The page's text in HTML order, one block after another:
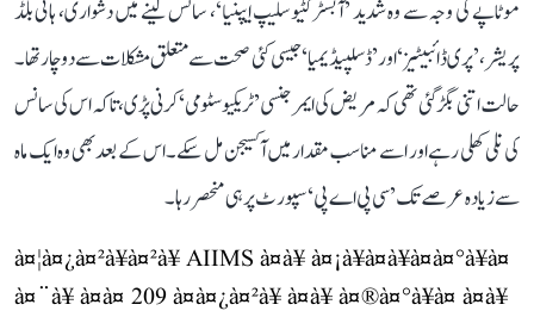
موٹاپے کی وجہ سے وہ شدید ’آبسٹرکٹیو سلیپ ایپنیا‘، سانس لینے میں دشواری، ہائی بلڈ
پریشر، ’پری ڈائبیٹیز‘ اور ’ڈسلپیڈیمیا‘ جیسی کئی صحت سے متعلق مشکلات سے دوچار تھا۔
حالت اتنی بگڑ گئی تھی کہ مریض کی ایمرجنسی ’ٹریکیوسٹومی‘ کرنی پڑی، تاکہ اس کی سانس
کی نلی کھلی رہے اور اسے مناسب مقدار میں آکسیجن مل سکے۔ اس کے بعد بھی وہ ایک ماہ
سے زیادہ عرصے تک ’سی پی اے پی‘ سپورٹ پر ہی منحصر رہا۔
à¤¦à¤¿à¤²à¥à¤²à¥ AIIMS à¤à¥ à¤¡à¥à¤à¥à¤à¤°à¥à¤
à¤¨à¥ à¤à¤ 209 à¤à¤¿à¤²à¥ à¤à¥ à¤®à¤°à¥à¤ à¤à¥